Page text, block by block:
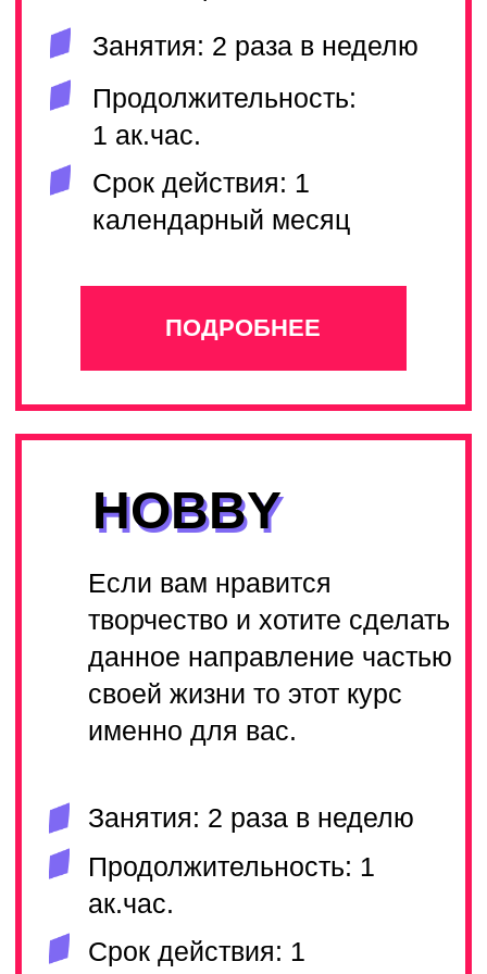
PRO
Ставите перед собой большие
творческие цели? Такие как
Курс PRO подойдет
амбициознам студентам которые
Занятия: 2-3 раза в неделю
календарных месяца
Занятия: 2 раза в неделю
Срок действия: 1
календарный месяц
Продолжительность: 1
Продолжительность: 1
ак.час.
ЛУЧШИЕ ПРЕПОДАВАТЕЛИ